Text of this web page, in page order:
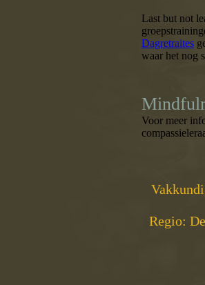
Last but not
Dagretraites
waar het nog
Voor meer
Regio: